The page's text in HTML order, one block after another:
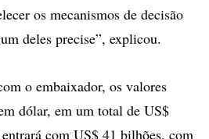
os mecanismos de decisão
deles precise”, explicou.
o embaixador, os valores
dólar, em um total de US$
com US$ 41 bilhões, com